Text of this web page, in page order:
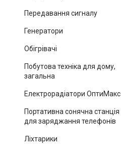
Передавання сигналу
Генератори
Обігрівачі
Побутова техніка для дому,
загальна
Електрорадіатори ОптиМакс
Портативна сонячна станція
для заряджання телефонів
Ліхтарики